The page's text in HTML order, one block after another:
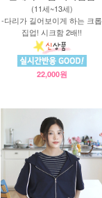
(11세~13세)
-다리가 길어보이게 하는 크롭
집업! 시크함 2배!!
22,000원